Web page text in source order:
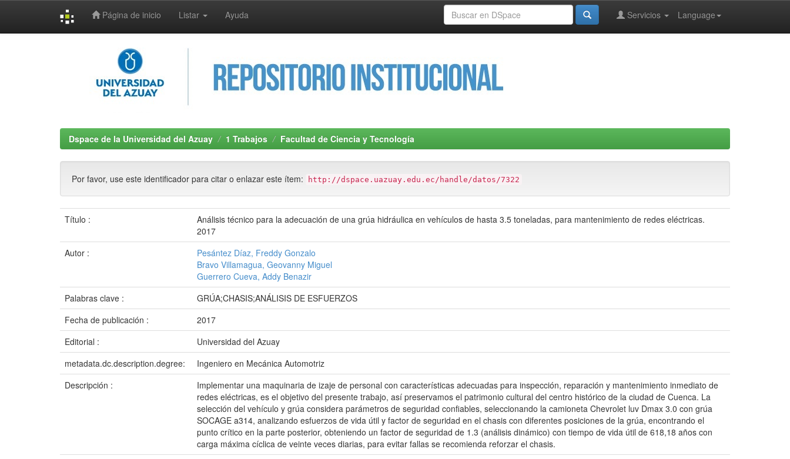
Página de inicio Listar Ayuda Language
Servicios
Dspace de la Universidad del Azuay 1 Trabajos Facultad de Ciencia y Tecnología
Por favor, use este identificador para citar o enlazar este ítem: http://dspace.uazuay.edu.ec/handle/datos/7322
Título :
Análisis técnico para la adecuación de una grúa hidráulica en vehículos de hasta 3.5 toneladas, para mantenimiento de redes eléctricas.
2017
Autor :
Pesántez Díaz, Freddy Gonzalo
Bravo Villamagua, Geovanny Miguel
Guerrero Cueva, Addy Benazir
Palabras clave :
GRÚA;CHASIS;ANÁLISIS DE ESFUERZOS
Fecha de publicación :
2017
Editorial :
Universidad del Azuay
metadata.dc.description.degree:
Ingeniero en Mecánica Automotriz
Descripción :
Implementar una maquinaria de izaje de personal con características adecuadas para inspección, reparación y mantenimiento inmediato de
redes eléctricas, es el objetivo del presente trabajo, así preservamos el patrimonio cultural del centro histórico de la ciudad de Cuenca. La
selección del vehículo y grúa considera parámetros de seguridad confiables, seleccionando la camioneta Chevrolet luv Dmax 3.0 con grúa
SOCAGE a314, analizando esfuerzos de vida útil y factor de seguridad en el chasis con diferentes posiciones de la grúa, encontrando el
punto crítico en la parte posterior, obteniendo un factor de seguridad de 1.3 (análisis dinámico) con tiempo de vida útil de 618,18 años con
carga máxima cíclica de veinte veces diarias, para evitar fallas se recomienda reforzar el chasis.